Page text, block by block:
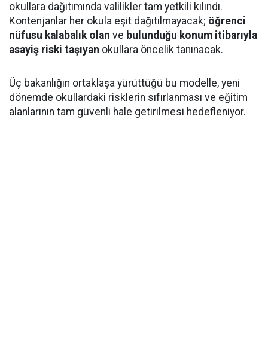
okullara dağıtımında valilikler tam yetkili kılındı.
Kontenjanlar her okula eşit dağıtılmayacak; öğrenci
nüfusu kalabalık olan ve bulunduğu konum itibarıyla
asayiş riski taşıyan okullara öncelik tanınacak.
Üç bakanlığın ortaklaşa yürüttüğü bu modelle, yeni
dönemde okullardaki risklerin sıfırlanması ve eğitim
alanlarının tam güvenli hale getirilmesi hedefleniyor.